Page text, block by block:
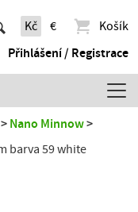
Kč €
Košík
Přihlášení / Registrace
Nano Minnow
barva 59 white